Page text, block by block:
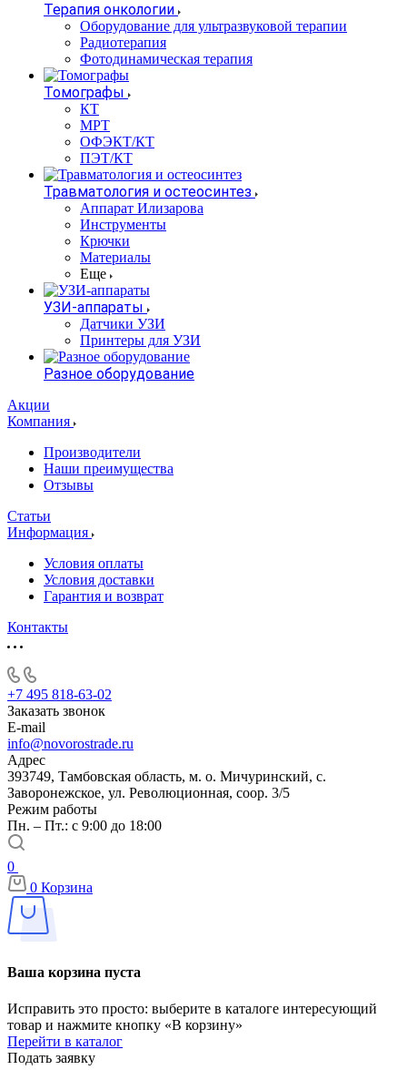
Терапия онкологии
Оборудование для ультразвуковой терапии
Радиотерапия
Фотодинамическая терапия
Томографы
КТ
МРТ
ОФЭКТ/КТ
ПЭТ/КТ
Травматология и остеосинтез
Аппарат Илизарова
Инструменты
Крючки
Материалы
Еще
УЗИ-аппараты
Датчики УЗИ
Принтеры для УЗИ
Разное оборудование
Акции
Компания
Производители
Наши преимущества
Отзывы
Статьи
Информация
Условия оплаты
Условия доставки
Гарантия и возврат
Контакты
+7 495 818-63-02
Заказать звонок
E-mail
info@novorostrade.ru
Адрес
393749, Тамбовская область, м. о. Мичуринский, с.
Заворонежское, ул. Революционная, соор. 3/5
Режим работы
Пн. – Пт.: с 9:00 до 18:00
0
0 Корзина
Ваша корзина пуста
Исправить это просто: выберите в каталоге интересующий
товар и нажмите кнопку «В корзину»
Перейти в каталог
Подать заявку